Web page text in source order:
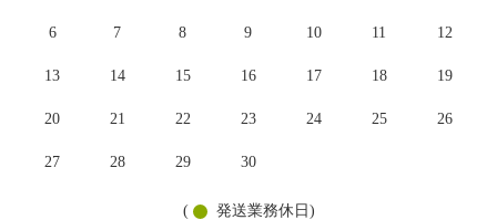
6 7 8 9 10 11 12
13 14 15 16 17 18 19
20 21 22 23 24 25 26
27 28 29 30
( 発送業務休日)